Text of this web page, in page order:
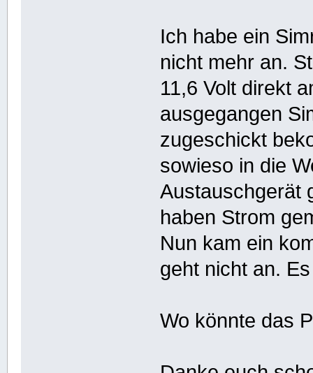
Ich habe ein
nicht mehr an.
11,6 Volt direkt
ausgegangen
zugeschickt
sowieso in die
Austauschgerät
haben Strom
Nun kam ein
geht nicht an.
Wo könnte das